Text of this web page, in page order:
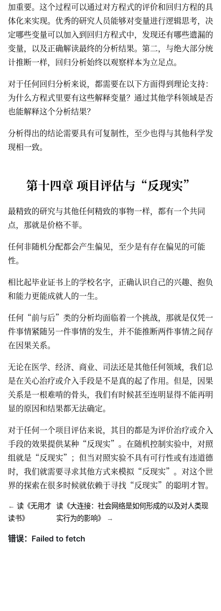
加重要。这个过程可以通过对方程式的评价和回归方程的具
体化来实现。优秀的研究人员能够对变量进行逻辑思考，决
定哪些变量可以加入到回归方程式中，发现还有哪些遗漏的
变量，以及正确解读最终的分析结果。第二，与绝大部分统
计推断一样，回归分析始终以观察样本为立足点。
对于任何回归分析来说，都需要在以下方面得到理论支持：
为什么方程式里要有这些解释变量？通过其他学科领域是否
也能解释这个分析结果？
分析得出的结论需要具有可复制性，至少也得与其他科学发
现相一致。
第十四章 项目评估与“反现实”
最精致的研究与其他任何精致的事物一样，都有一个共同
点，那就是价格不菲。
任何非随机分配都会产生偏见，至少是有存在偏见的可能
性。
相比起毕业证书上的学校名字，正确认识自己的兴趣、抱负
和能力更能成就人的一生。
任何“前与后”类的分析均面临着一个挑战，那就是仅凭一
件事情紧随另一件事情的发生，并不能推断两件事情之间存
在因果关系。
无论在医学、经济、商业、司法还是其他任何领域，我们总
是在关心治疗或介入手段是不是真的起了作用。但是，因果
关系是一根难啃的骨头，我们有时候甚至连明显得不能再明
显的原因和结果都无法确定。
对于任何一个项目评估来说，其目的都是为评价治疗或介入
手段的效果提供某种“反现实”。在随机控制实验中，对照
组就是“反现实”；但当对照实验不具有可行性或有违道德
时，我们就需要寻求其他方式来模拟“反现实”。对这个世
界的探索在很多时候就依赖于寻找“反现实”的聪明才智。
← 读《无用才
读书》
读《大连接：社会网络是如何形成的以及对人类现
实行为的影响》
→